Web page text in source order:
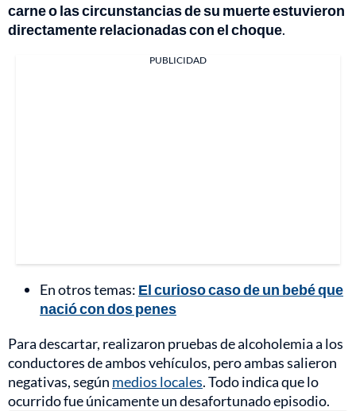
carne o las circunstancias de su muerte estuvieron
directamente relacionadas con el choque.
PUBLICIDAD
En otros temas: El curioso caso de un bebé que
nació con dos penes
Para descartar, realizaron pruebas de alcoholemia a los
conductores de ambos vehículos, pero ambas salieron
negativas, según medios locales. Todo indica que lo
ocurrido fue únicamente un desafortunado episodio.